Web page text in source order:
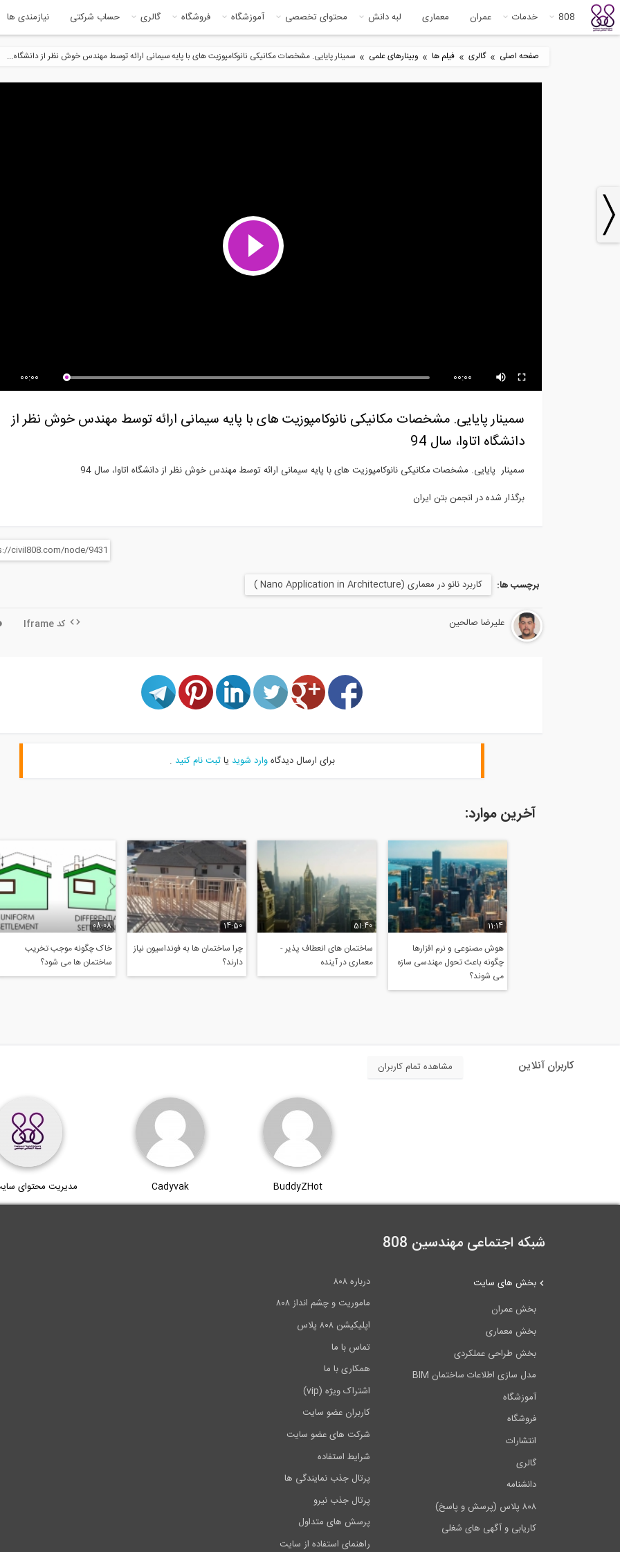
808 خدمات عمران معماری لبه دانش محتوای تخصصی آموزشگاه فروشگاه گالری حساب شرکتی نیازمندی ها
صفحه اصلی » گالری » فیلم ها » وبینارهای علمی » سمینار پایایی. مشخصات مکانیکی نانوکامپوزیت های با پایه سیمانی ارائه توسط مهندس خوش نظر از دانشگاه...
00:00 00:00
سمینار پایایی. مشخصات مکانیکی نانوکامپوزیت های با پایه سیمانی ارائه توسط مهندس خوش نظر از
دانشگاه اتاوا، سال 94
سمینار پایایی. مشخصات مکانیکی نانوکامپوزیت های با پایه سیمانی ارائه توسط مهندس خوش نظر از دانشگاه اتاوا، سال 94
برگذار شده در انجمن بتن ایران
برچسب ها: کاربرد نانو در معماری (Nano Application in Architecture )
علیرضا صالحین کد Iframe
برای ارسال دیدگاهوارد شوید یاثبت نام کنید .
آخرین موارد:
11:14
هوش مصنوعی و نرم افزارها
چگونه باعث تحول مهندسی سازه
می شوند؟
51:40
ساختمان های انعطاف پذیر -
معماری در آینده
14:50
چرا ساختمان ها به فونداسیون نیاز
دارند؟
08:08
خاک چگونه موجب تخریب
ساختمان ها می شود؟
کاربران آنلاین مشاهده تمام کاربران
BuddyZHot
Cadyvak مدیریت محتوای
شبکه اجتماعی مهندسین 808
درباره ۸۰۸
ماموریت و چشم انداز ۸۰۸
اپلیکیشن ۸۰۸ پلاس
تماس با ما
همکاری با ما
اشتراک ویژه (vip)
کاربران عضو سایت
شرکت های عضو سایت
شرایط استفاده
پرتال جذب نمایندگی ها
پرتال جذب نیرو
پرسش های متداول
راهنمای استفاده از سایت
بخش های سایت
بخش عمران
بخش معماری
بخش طراحی عملکردی
مدل سازی اطلاعات ساختمان BIM
آموزشگاه
فروشگاه
انتشارات
گالری
دانشنامه
۸۰۸ پلاس (پرسش و پاسخ)
کاریابی و آگهی های شغلی